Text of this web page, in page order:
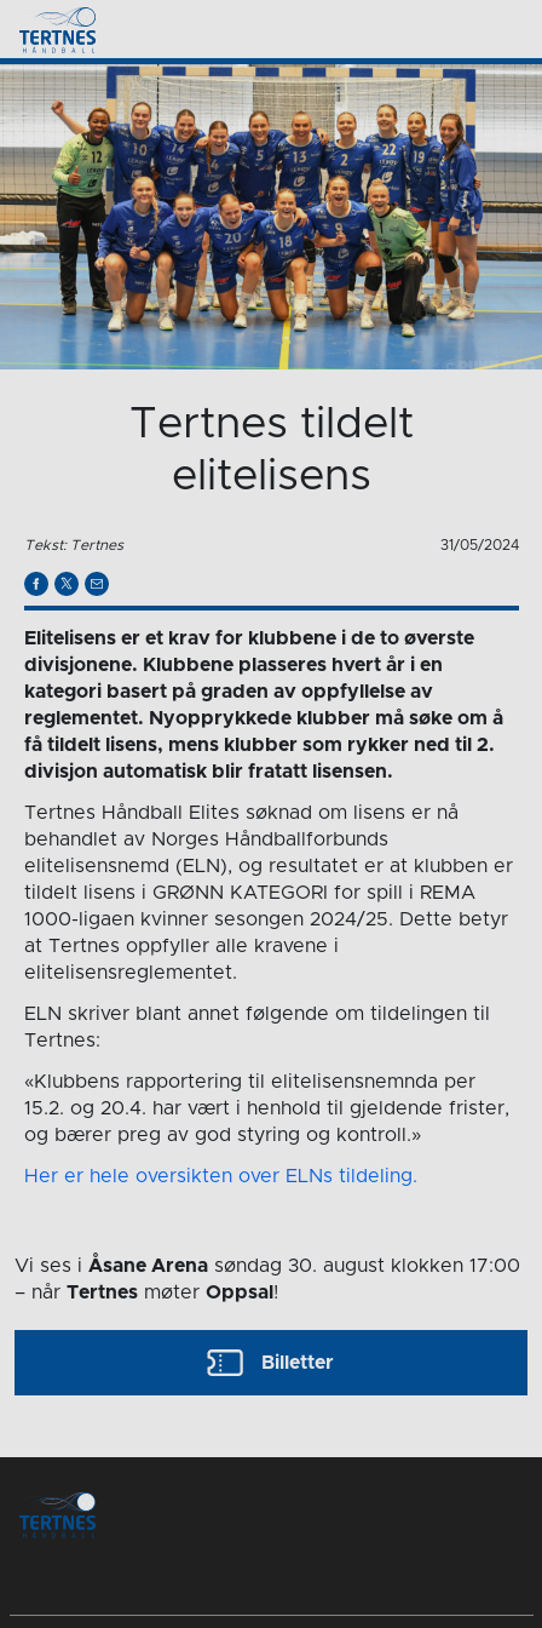
Tertnes tildelt
elitelisens
Tekst: Tertnes 31/05/2024
Elitelisens er et krav for klubbene i de to øverste
divisjonene. Klubbene plasseres hvert år i en
kategori basert på graden av oppfyllelse av
reglementet. Nyopprykkede klubber må søke om å
få tildelt lisens, mens klubber som rykker ned til 2.
divisjon automatisk blir fratatt lisensen.
Tertnes Håndball Elites søknad om lisens er nå
behandlet av Norges Håndballforbunds
elitelisensnemd (ELN), og resultatet er at klubben er
tildelt lisens i GRØNN KATEGORI for spill i REMA
1000-ligaen kvinner sesongen 2024/25. Dette betyr
at Tertnes oppfyller alle kravene i
elitelisensreglementet.
ELN skriver blant annet følgende om tildelingen til
Tertnes:
«Klubbens rapportering til elitelisensnemnda per
15.2. og 20.4. har vært i henhold til gjeldende frister,
og bærer preg av god styring og kontroll.»
Her er hele oversikten over ELNs tildeling.
Vi ses i Åsane Arena søndag 30. august klokken 17:00
– når Tertnes møter Oppsal !
Billetter